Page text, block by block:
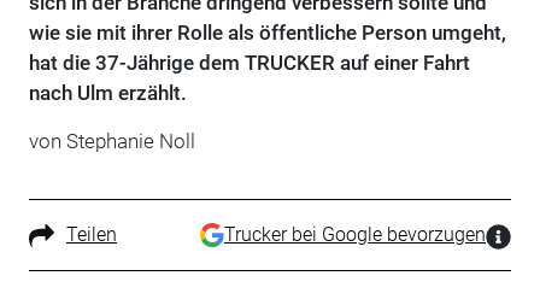
wie sie mit ihrer Rolle als öffentliche Person umgeht,
hat die 37-Jährige dem TRUCKER auf einer Fahrt
nach Ulm erzählt.
von Stephanie Noll
Teilen Trucker bei Google bevorzugen